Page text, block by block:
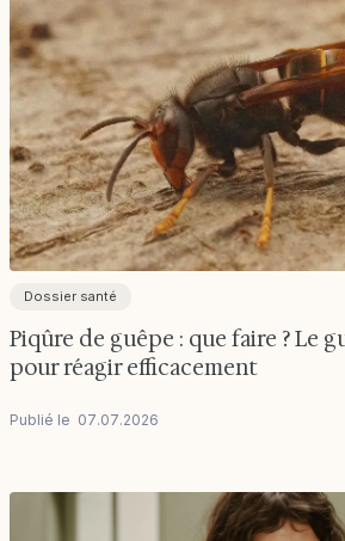
Dossier santé
Piqûre de guêpe : que faire ? Le
pour réagir efficacement
Publié le 07.07.2026